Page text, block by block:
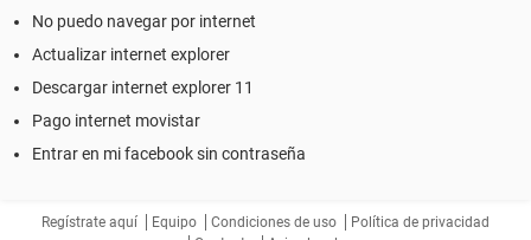
No puedo navegar por internet
Actualizar internet explorer
Descargar internet explorer 11
Pago internet movistar
Entrar en mi facebook sin contraseña
Regístrate aquí Equipo Condiciones de uso
Política de privacidad